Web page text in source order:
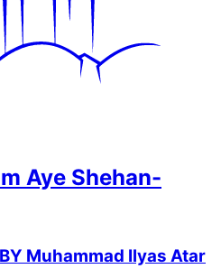
Aye Shehan-
Muhammad Ilyas Atar